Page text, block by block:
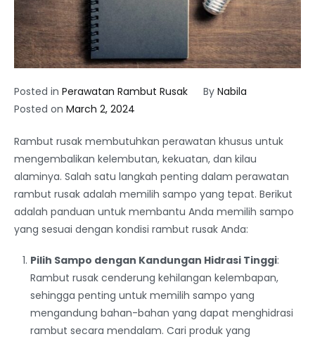
Posted in Perawatan Rambut Rusak By Nabila
Posted on March 2, 2024
Rambut rusak membutuhkan perawatan khusus untuk
mengembalikan kelembutan, kekuatan, dan kilau
alaminya. Salah satu langkah penting dalam perawatan
rambut rusak adalah memilih sampo yang tepat. Berikut
adalah panduan untuk membantu Anda memilih sampo
yang sesuai dengan kondisi rambut rusak Anda:
Pilih Sampo dengan Kandungan Hidrasi Tinggi:
Rambut rusak cenderung kehilangan kelembapan,
sehingga penting untuk memilih sampo yang
mengandung bahan-bahan yang dapat menghidrasi
rambut secara mendalam. Cari produk yang